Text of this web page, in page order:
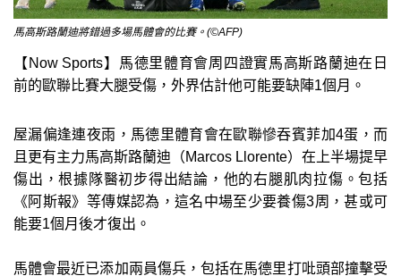
馬高斯路蘭迪將錯過多場馬體會的比賽。(©AFP)
【Now Sports】馬德里體育會周四證實馬高斯路蘭迪在日
前的歐聯比賽大腿受傷，外界估計他可能要缺陣1個月。
屋漏偏逢連夜雨，馬德里體育會在歐聯慘吞賓菲加4蛋，而
且更有主力馬高斯路蘭迪（Marcos Llorente）在上半場提早
傷出，根據隊醫初步得出結論，他的右腿肌肉拉傷。包括
《阿斯報》等傳媒認為，這名中場至少要養傷3周，甚或可
能要1個月後才復出。
馬體會最近已添加兩員傷兵，包括在馬德里打吡頭部撞擊受